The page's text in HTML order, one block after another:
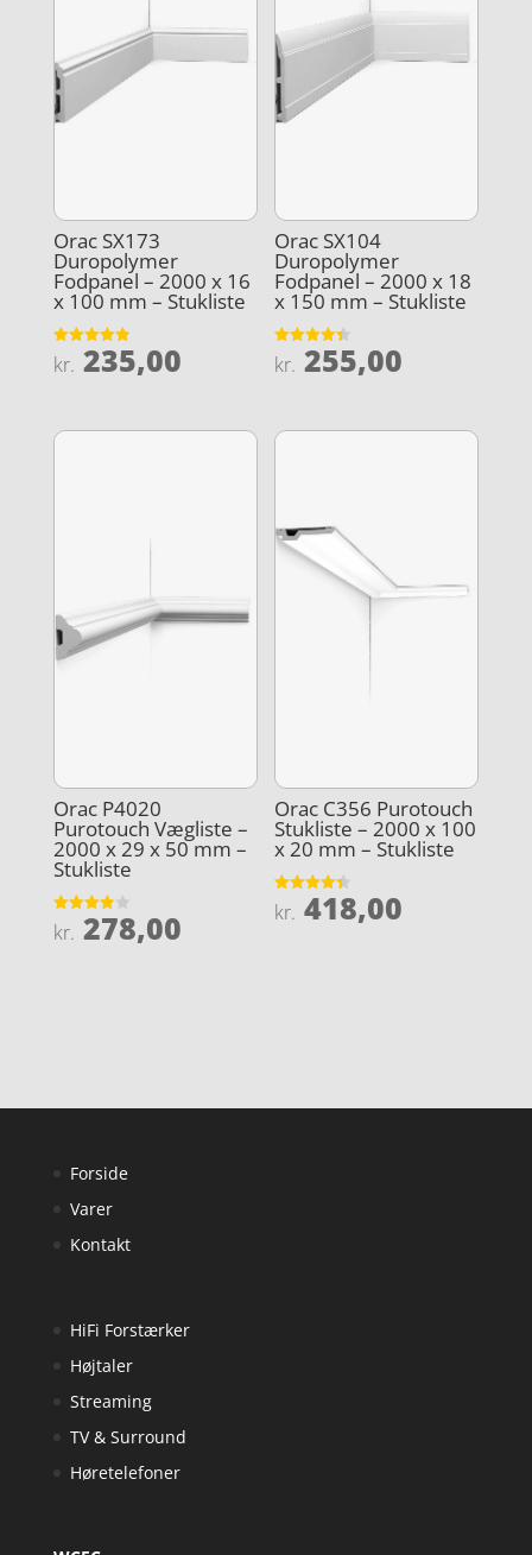
Orac SX173
Duropolymer
Fodpanel – 2000 x 16
x 100 mm – Stukliste
Vurderet
4.9
kr. 235,00
Orac SX104
Duropolymer
Fodpanel – 2000 x 18
x 150 mm – Stukliste
Vurderet
4.4
kr. 255,00
Orac P4020
Purotouch Vægliste –
2000 x 29 x 50 mm –
Stukliste
Vurderet
3.9
kr. 278,00
Orac C356 Purotouch
Stukliste – 2000 x 100
x 20 mm – Stukliste
Vurderet
4.4
kr. 418,00
Forside
Varer
Kontakt
HiFi Forstærker
Højtaler
Streaming
TV & Surround
Høretelefoner